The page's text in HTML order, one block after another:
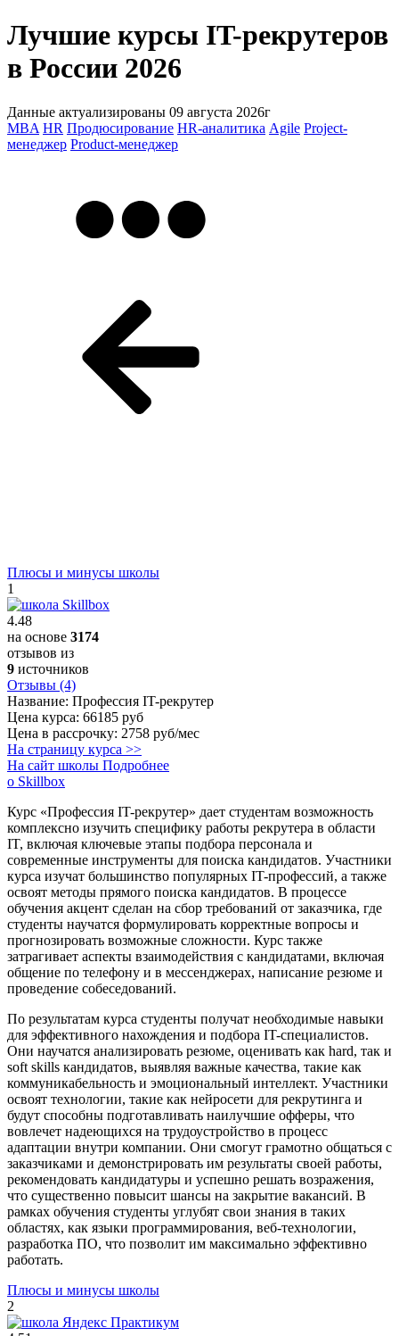
Лучшие курсы IT-рекрутеров
в России 2026
Данные актуализированы 09 августа 2026г
MBA HR Продюсирование HR-аналитика Agile Project-
менеджер Product-менеджер
Плюсы и минусы школы
1
4.48
на основе 3174
отзывов из
9 источников
Отзывы (4)
Название: Профессия IT-рекрутер
Цена курса: 66185 руб
Цена в рассрочку: 2758 руб/мес
На страницу курса >>
На сайт школы Подробнее
о Skillbox
Курс «Профессия IT-рекрутер» дает студентам возможность
комплексно изучить специфику работы рекрутера в области
IT, включая ключевые этапы подбора персонала и
современные инструменты для поиска кандидатов. Участники
курса изучат большинство популярных IT-профессий, а также
освоят методы прямого поиска кандидатов. В процессе
обучения акцент сделан на сбор требований от заказчика, где
студенты научатся формулировать корректные вопросы и
прогнозировать возможные сложности. Курс также
затрагивает аспекты взаимодействия с кандидатами, включая
общение по телефону и в мессенджерах, написание резюме и
проведение собеседований.
По результатам курса студенты получат необходимые навыки
для эффективного нахождения и подбора IT-специалистов.
Они научатся анализировать резюме, оценивать как hard, так и
soft skills кандидатов, выявляя важные качества, такие как
коммуникабельность и эмоциональный интеллект. Участники
освоят технологии, такие как нейросети для рекрутинга и
будут способны подготавливать наилучшие офферы, что
вовлечет надеющихся на трудоустройство в процесс
адаптации внутри компании. Они смогут грамотно общаться с
заказчиками и демонстрировать им результаты своей работы,
рекомендовать кандидатуры и успешно решать возражения,
что существенно повысит шансы на закрытие вакансий. В
рамках обучения студенты углубят свои знания в таких
областях, как языки программирования, веб-технологии,
разработка ПО, что позволит им максимально эффективно
работать.
Плюсы и минусы школы
2